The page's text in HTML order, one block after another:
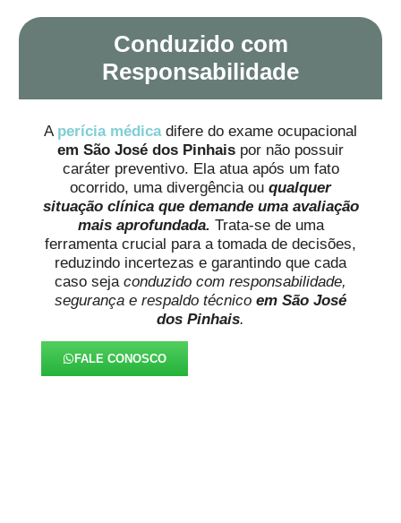
Conduzido com
Responsabilidade
A perícia médicadifere do exame ocupacional
em São José dos Pinhais por não possuir
caráter preventivo. Ela atua após um fato
ocorrido, uma divergência ou qualquer
situação clínica que demande uma avaliação
mais aprofundada. Trata-se de uma
ferramenta crucial para a tomada de decisões,
reduzindo incertezas e garantindo que cada
caso seja conduzido com responsabilidade,
segurança e respaldo técnico em São José
dos Pinhais.
FALE CONOSCO